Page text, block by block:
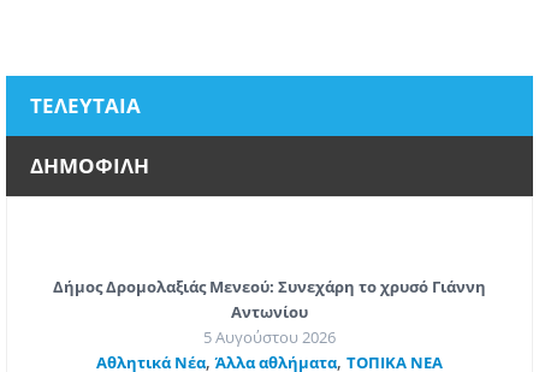
ΤΕΛΕΥΤΑΙΑ
ΔΗΜΟΦΙΛΗ
Δήμος Δρομολαξιάς Μενεού: Συνεχάρη το χρυσό Γιάννη
Αντωνίου
5 Αυγούστου 2026
Αθλητικά Νέα,Άλλα αθλήματα, ΤΟΠΙΚΑ ΝΕΑ